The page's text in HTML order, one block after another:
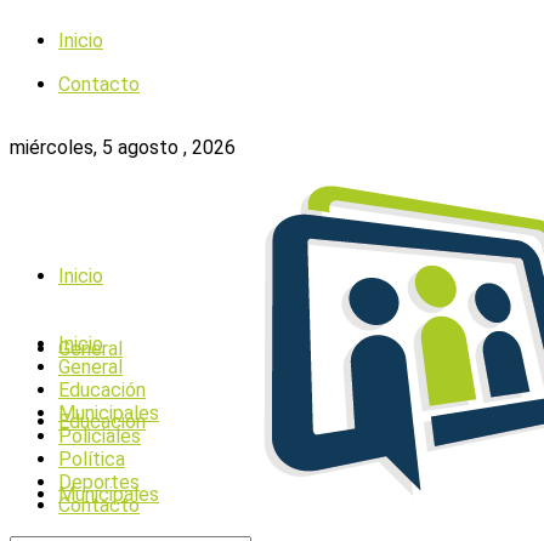
Inicio
Contacto
miércoles, 5 agosto , 2026
Inicio
General
Educación
Municipales
Inicio
General
Educación
Municipales
Policiales
Política
Deportes
Contacto